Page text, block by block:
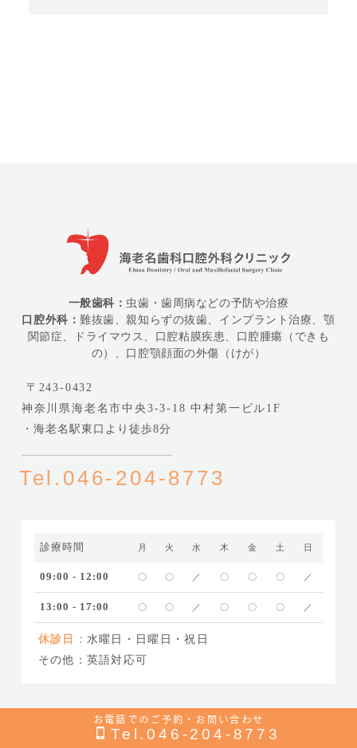
一般歯科： 虫歯・歯周病などの予防や治療
口腔外科：難抜歯、親知らずの抜歯、インプラント治療、顎
関節症、ドライマウス、口腔粘膜疾患、口腔腫瘍（できも
の）、口腔顎顔面の外傷（けが）
〒243-0432
神奈川県海老名市中央3-3-18 中村第一ビル1F
・海老名駅東口より徒歩8分
Tel.046-204-8773
診療時間 月 火 水 木 金 土 日
09:00 - 12:00 〇 〇 ／ 〇 〇 〇 ／
13:00 - 17:00 〇 〇 ／ 〇 〇 〇 ／
休診日： 水曜日・日曜日・祝日
その他：英語対応可
© 海老名歯科口腔外科クリニック
お電話でのご予約・お問い合わせ
Tel.046-204-8773